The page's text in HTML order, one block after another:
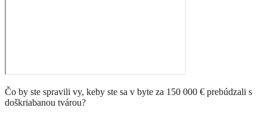
Čo by ste spravili vy, keby ste sa v byte za 150 000 € prebúdzali s
doškriabanou tvárou?